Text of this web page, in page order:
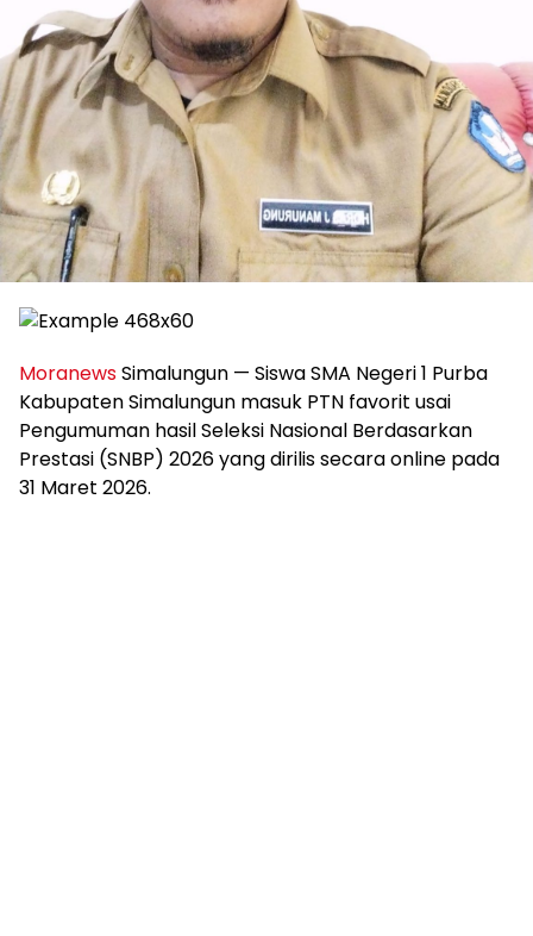
MoranewsSimalungun — Siswa SMA Negeri 1 Purba
Kabupaten Simalungun masuk PTN favorit usai
Pengumuman hasil Seleksi Nasional Berdasarkan
Prestasi (SNBP) 2026 yang dirilis secara online pada
31 Maret 2026.